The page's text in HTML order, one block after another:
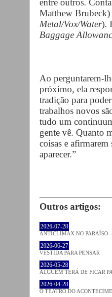
entre outros.
Matthew Brubeck)
Metal/Vox/Water).
Baggage
Ao perguntarem-
próximo, ela
tradição para
trabalhos novos
tudo um
gente vê. Quanto
coisas e afirmarem
aparecer.”
Outros artigos:
2026-07-28
ANTICLÍMAX NO PARAÍSO
2026-06-27
VESTIDA PARA PENSAR
2026-05-28
ALGUÉM TERÁ DE FICAR
2026-04-28
O TEATRO DO